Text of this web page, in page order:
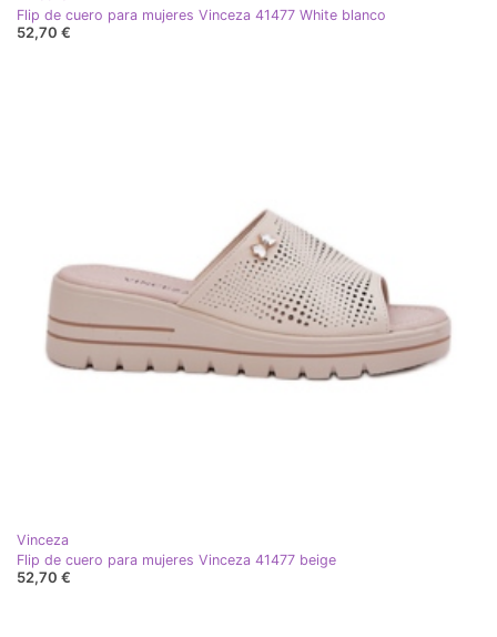
Flip de cuero para mujeres Vinceza 41477 White blanco
52,70 €
Vinceza
Flip de cuero para mujeres Vinceza 41477 beige
52,70 €